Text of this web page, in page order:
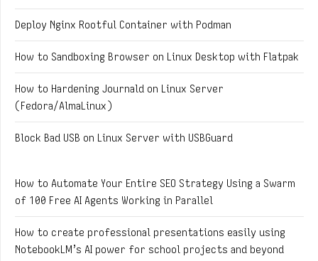
Deploy Nginx Rootful Container with Podman
How to Sandboxing Browser on Linux Desktop with Flatpak
How to Hardening Journald on Linux Server
(Fedora/AlmaLinux)
Block Bad USB on Linux Server with USBGuard
How to Automate Your Entire SEO Strategy Using a Swarm
of 100 Free AI Agents Working in Parallel
How to create professional presentations easily using
NotebookLM’s AI power for school projects and beyond